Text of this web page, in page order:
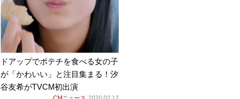
ドアップでポテチを食べる女の子
が「かわいい」と注目集まる！汐
谷友希がTVCM初出演